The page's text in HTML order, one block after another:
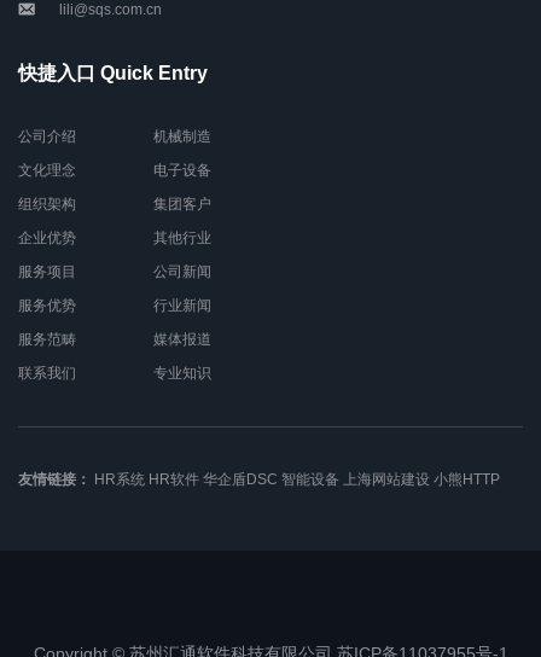
lili@sqs.com.cn
快捷入口 Quick Entry
公司介绍
文化理念
组织架构
企业优势
服务项目
服务优势
服务范畴
联系我们
机械制造
电子设备
集团客户
其他行业
公司新闻
行业新闻
媒体报道
专业知识
友情链接： HR系统 HR软件 华企盾DSC 智能设备 上海网站建设 小熊HTTP